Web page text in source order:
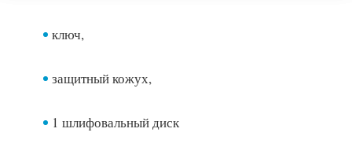
ключ,
защитный кожух,
1 шлифовальный диск